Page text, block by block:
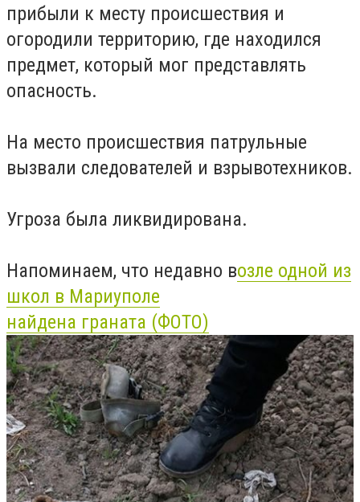
прибыли к месту происшествия и
огородили территорию, где находился
предмет, который мог представлять
опасность.
На место происшествия патрульные
вызвали следователей и взрывотехников.
Угроза была ликвидирована.
Напоминаем, что недавно возле одной из
школ в Мариуполе
найдена граната (ФОТО)